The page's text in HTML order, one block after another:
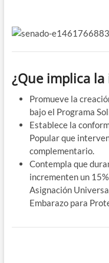
¿Que implica
Promueve la
bajo el Programa
Establece la
Popular que
complementario.
Contempla que
incrementen un
Asignación
Embarazo para